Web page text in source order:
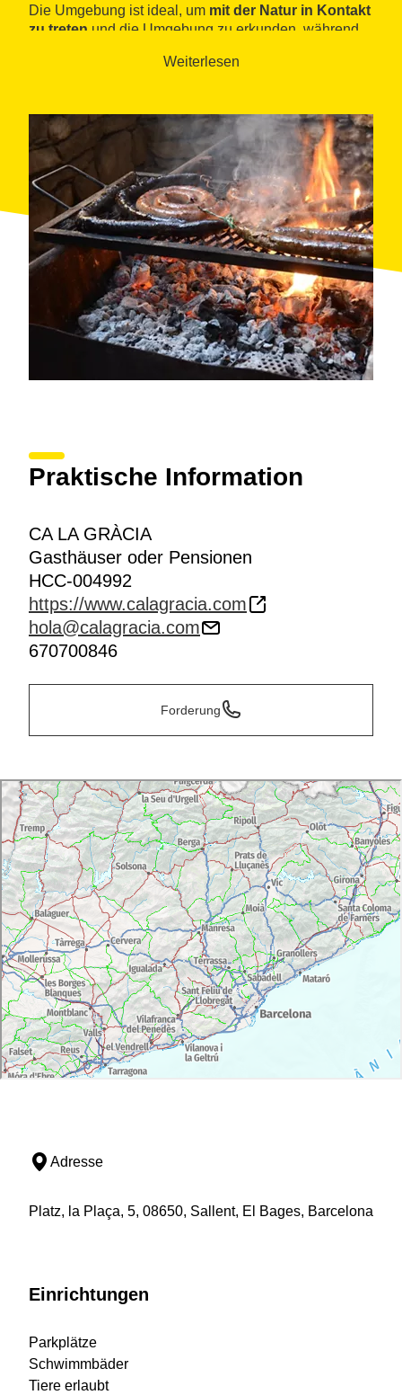
Die Umgebung ist ideal, um mit der Natur in Kontakt
zu treten und die Umgebung zu erkunden, während
Wandertouren, Reiten, Radfahren oder 4x4-Routen
Weiterlesen
Praktische Information
CA LA GRÀCIA
Gasthäuser oder Pensionen
HCC-004992
https://www.calagracia.com
hola@calagracia.com
670700846
Forderung
Adresse
Platz, la Plaça, 5, 08650, Sallent, El Bages, Barcelona
Einrichtungen
Parkplätze
Schwimmbäder
Tiere erlaubt